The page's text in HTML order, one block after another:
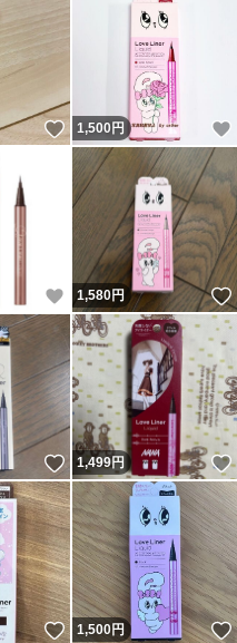
いいね！
1,500円
いいね！
1,580円
いいね！
1,499円
いいね！
1,500円